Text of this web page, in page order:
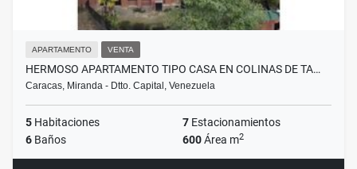
APARTAMENTO VENTA
HERMOSO APARTAMENTO TIPO CASA EN COLINAS DE TA…
Caracas, Miranda - Dtto. Capital, Venezuela
5 Habitaciones 7 Estacionamientos
6 Baños 600Área m2